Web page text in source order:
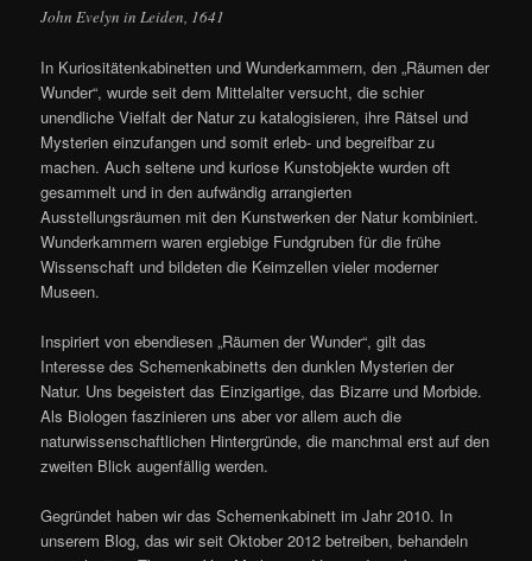
John Evelyn in Leiden, 1641
In Kuriositätenkabinetten und Wunderkammern, den „Räumen der
Wunder“, wurde seit dem Mittelalter versucht, die schier
unendliche Vielfalt der Natur zu katalogisieren, ihre Rätsel und
Mysterien einzufangen und somit erleb- und begreifbar zu
machen. Auch seltene und kuriose Kunstobjekte wurden oft
gesammelt und in den aufwändig arrangierten
Ausstellungsräumen mit den Kunstwerken der Natur kombiniert.
Wunderkammern waren ergiebige Fundgruben für die frühe
Wissenschaft und bildeten die Keimzellen vieler moderner
Museen.
Inspiriert von ebendiesen „Räumen der Wunder“, gilt das
Interesse des Schemenkabinetts den dunklen Mysterien der
Natur. Uns begeistert das Einzigartige, das Bizarre und Morbide.
Als Biologen faszinieren uns aber vor allem auch die
naturwissenschaftlichen Hintergründe, die manchmal erst auf den
zweiten Blick augenfällig werden.
Gegründet haben wir das Schemenkabinett im Jahr 2010. In
unserem Blog, das wir seit Oktober 2012 betreiben, behandeln